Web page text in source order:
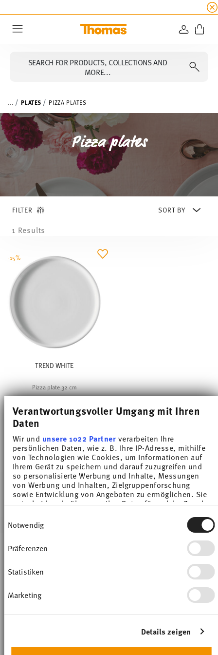
Verantwortungsvoller Umgang mit Ihren
Daten
Wir und unsere 1022 Partnerverarbeiten Ihre
persönlichen Daten, wie z. B. Ihre IP-Adresse, mithilfe
von Technologien wie Cookies, um Informationen auf
Ihrem Gerät zu speichern und darauf zuzugreifen und
so personalisierte Werbung und Inhalte, Messungen
von Werbung und Inhalten, Zielgruppenforschung
sowie Entwicklung von Angeboten zu ermöglichen. Sie
entscheiden darüber, wer Ihre Daten für welche Zwecke
Cookie-Erklärung oder durch Klicken auf das Privacy
Trigger Symbol ändern oder widerrufen
Wenn Sie es erlauben, würden wir auch gerne:
erfassen, welche bis auf einige Meter genau sein
bestimmten Merkmalen (Fingerprinting)
Erfahren Sie mehr darüber, wie Ihre persönlichen Daten
verarbeitet werden, und legen Sie Ihre Präferenzen im
Notwendig
Präferenzen
Statistiken
Marketing
Details zeigen
all
LOGIN
SEARCH FOR PRODUCTS, COLLECTIONS AND
MORE...
... PLATES PIZZA PLATES
Pizza plates
FILTER
1 Results
TREND WHITE
Pizza plate 32 cm
Price reduced from
to
30-day best price:€ 43,00
-15%
You have seen 1 of 1 products
Stay informed about news, trends, and
special offers.
10% Coupon for your newsletter registration
Insert your email to register for the newsletters